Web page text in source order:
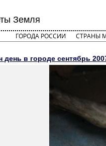
Земля
ГОРОДА РОССИИ СТРАНЫ
день в городе сентябрь